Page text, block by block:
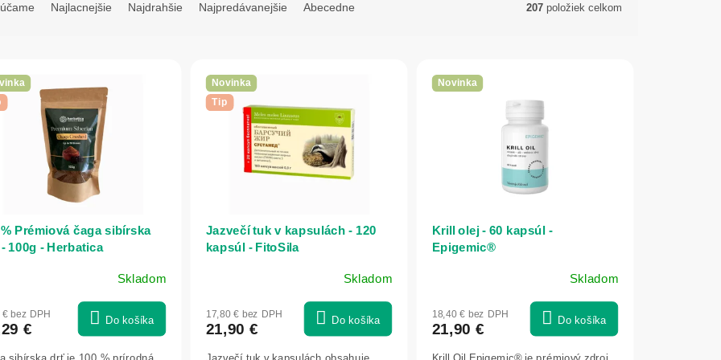
Najlacnejšie Najdrahšie Najpredávanejšie Abecedne 207 položiek celkom
Prémiová čaga sibírska
100g - Herbatica
Skladom
bez DPH
€ Do košíka
Novinka
Tip
Jazvečí tuk v kapsulách - 120
kapsúl - FitoSila
Skladom
17,80 € bez DPH
21,90 € Do košíka
Novinka
Krill olej - 60 kapsúl -
Epigemic®
Skladom
18,40 € bez DPH
21,90 € Do košíka